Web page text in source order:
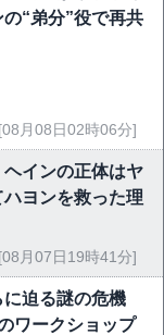
“弟分”役で再共
[08月08日02時06分]
ヘインの正体はヤ
ヨンを救った理
[08月07日19時41分]
に迫る謎の危機
ワークショップ